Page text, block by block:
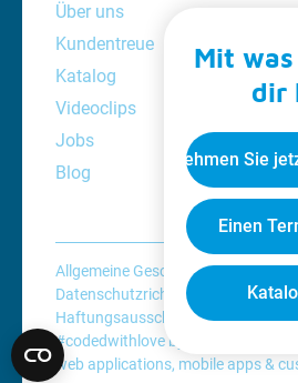
Über uns
Kundentreue
Katalog
Videoclips
Jobs
Blog
Allgemeine Geschäftsbedingungen
Datenschutzrichtlinie
Cookie-
Haftungsausschluss
#codedwithlove by
web applications, mobile apps&
Mit
dir
Nehmen Sie
Einen